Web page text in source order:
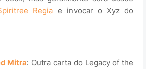
Regia e invocar o Xyz do
Mitra: Outra carta do Legacy of the